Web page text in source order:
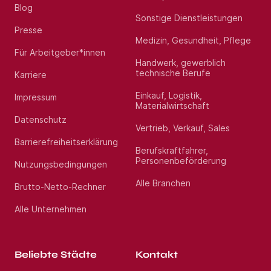
Blog
Presse
Für Arbeitgeber*innen
Karriere
Impressum
Datenschutz
Barrierefreiheitserklärung
Nutzungsbedingungen
Brutto-Netto-Rechner
Alle Unternehmen
Sonstige Dienstleistungen
Medizin, Gesundheit, Pflege
Handwerk, gewerblich
technische Berufe
Einkauf, Logistik,
Materialwirtschaft
Vertrieb, Verkauf, Sales
Berufskraftfahrer,
Personenbeförderung
Alle Branchen
Beliebte Städte Kontakt